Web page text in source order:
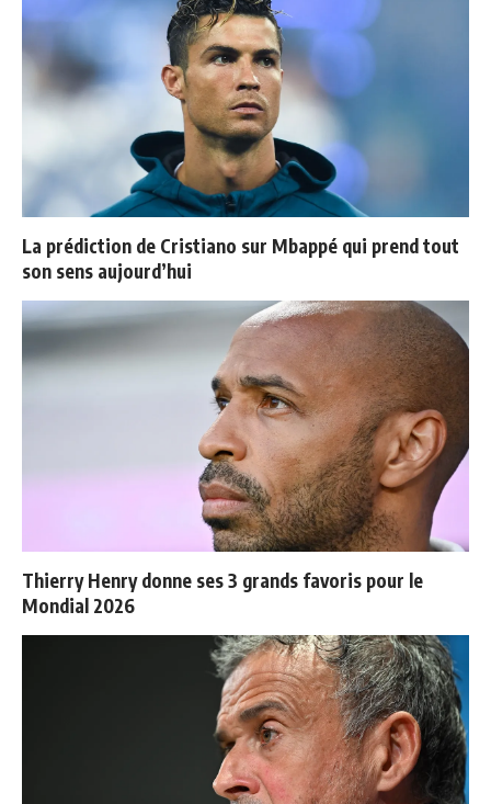
La prédiction de Cristiano sur Mbappé qui prend tout
son sens aujourd’hui
Thierry Henry donne ses 3 grands favoris pour le
Mondial 2026